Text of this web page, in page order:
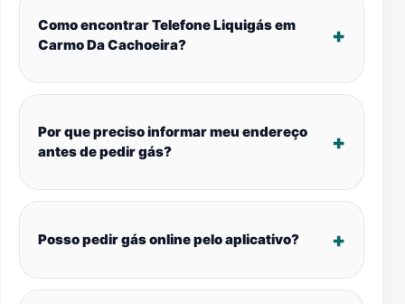
Como encontrar Telefone Liquigás em
Carmo Da Cachoeira?
Por que preciso informar meu endereço
antes de pedir gás?
Posso pedir gás online pelo aplicativo?